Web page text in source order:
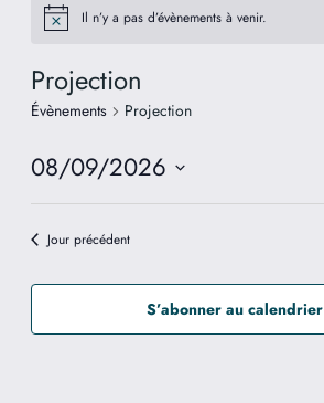
Il n’y a pas d’évènements à venir.
Projection
Évènements Projection
08/09/2026
Sélectionnez
uneJour précédent
S’abonner au calendrier